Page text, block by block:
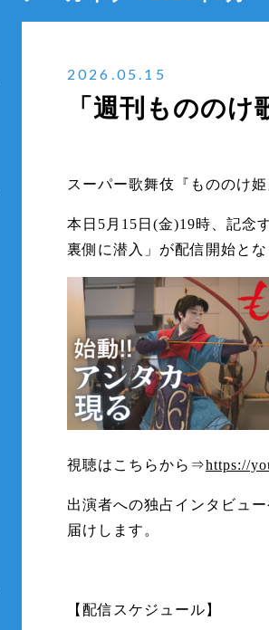
2026.05.15
「週刊もののけ
スーパー歌舞伎『もののけ
本日5月15日(金)19時、記念
裏側に潜入」が配信開始とな
視聴はこちらから⇒https://
出演者への独占インタビュ
届けします。
【配信スケジュール】